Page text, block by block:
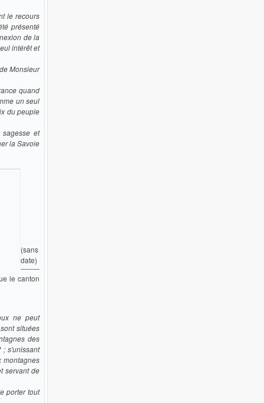
le recours
présenté
de la
intérêt et
Monsieur
quand
un seul
du peuple
et
la Savoie
(sans
date)
le canton
ne peut
situées
des
s'unissant
montagnes
servant de
porter tout